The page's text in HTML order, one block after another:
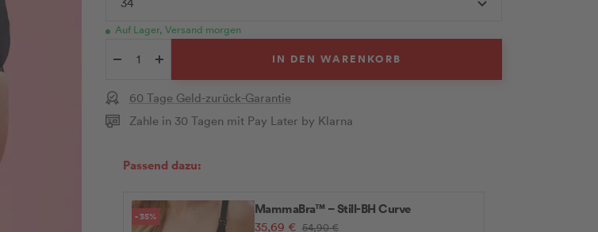
Auf Lager, Versand morgen
Menge
Menge
IN DEN WARENKORB
60 Tage Geld-zurück-Garantie
Zahle in 30 Tagen mit Pay Later by Klarna
Passend dazu:
- 35% MammaBra™ – Still-BH Curve
Angebotspreis
35,69 € Regulärer
54,90 €